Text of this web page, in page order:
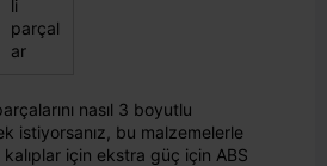
li
parçal
ar
nasıl 3 boyutlu
istiyorsanız, bu malzemelerle
için ekstra güç için ABS